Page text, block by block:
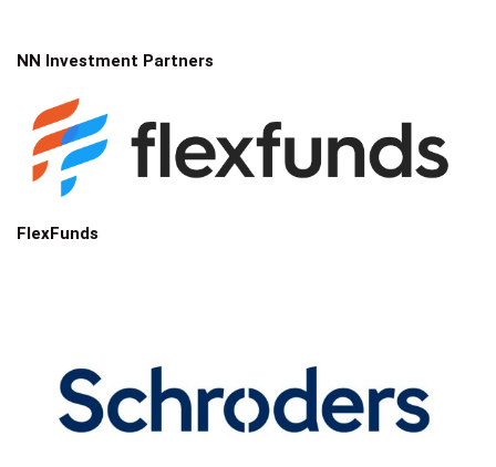
NN Investment Partners
FlexFunds